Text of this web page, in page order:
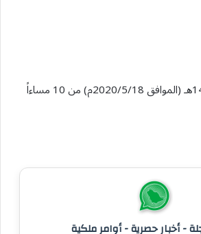
أمس الإثنين 1441/9/25هـ (الموافق 2020/5/18م) من 10 مساءاً
- أخبار حصرية - أوامر ملكية